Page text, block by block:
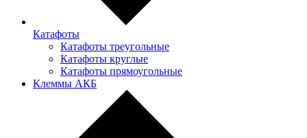
Катафоты
Катафоты треугольные
Катафоты круглые
Катафоты прямоугольные
Клеммы АКБ